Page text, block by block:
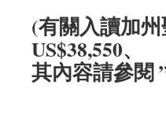
(有關入讀加
US$38,550、
其內容請參閱